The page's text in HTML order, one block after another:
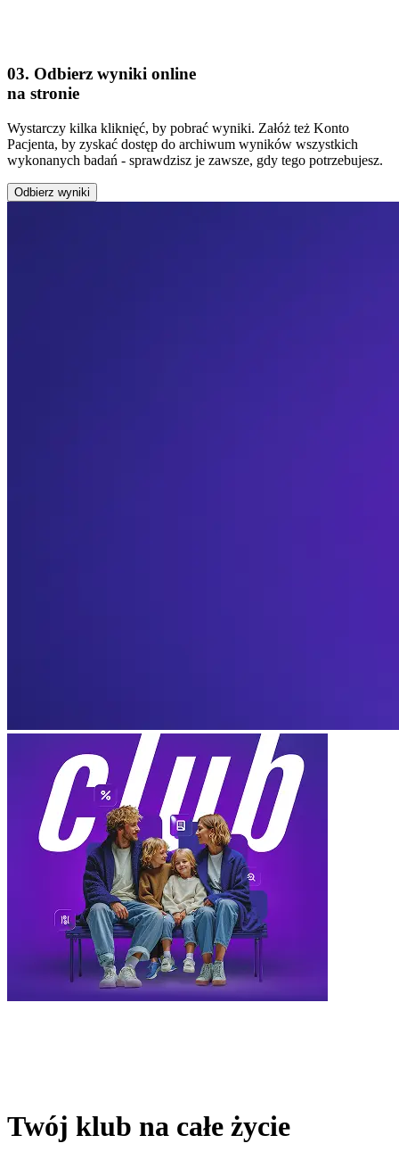
03. Odbierz wyniki online
na stronie
Wystarczy kilka kliknięć, by pobrać wyniki. Załóż też Konto
Pacjenta, by zyskać dostęp do archiwum wyników wszystkich
wykonanych badań - sprawdzisz je zawsze, gdy tego potrzebujesz.
Odbierz wyniki
Twój klub na całe życie